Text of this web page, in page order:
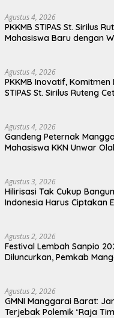
Agustus 4, 2026
PKKMB STIPAS St. Sirilus
Mahasiswa Baru dengan
Agustus 4, 2026
PKKMB Inovatif, Komitmen
STIPAS St. Sirilus Ruteng
Agustus 4, 2026
Gandeng Peternak
Mahasiswa KKN Unwar
Agustus 3, 2026
Hilirisasi Tak Cukup
Indonesia Harus Ciptakan
Agustus 2, 2026
Festival Lembah Sanpio
Diluncurkan, Pemkab
Agustus 2, 2026
GMNI Manggarai Barat:
Terjebak Polemik ‘Raja